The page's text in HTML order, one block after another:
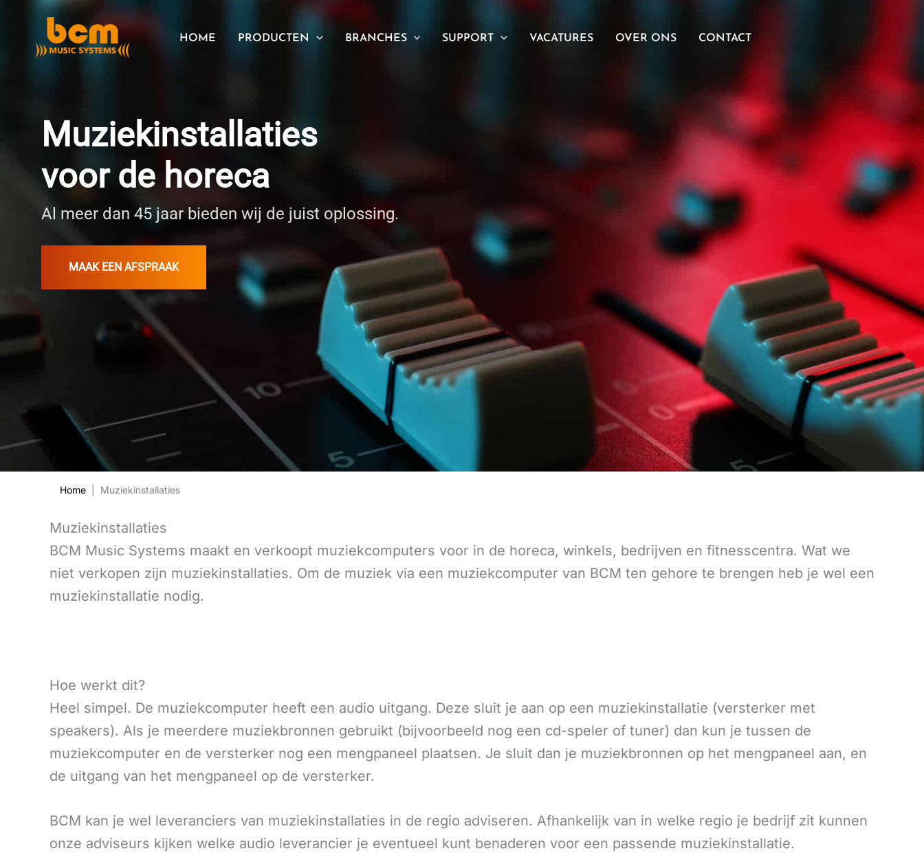
HOME PRODUCTEN BRANCHES SUPPORT VACATURES OVER ONS CONTACT
Muziekinstallaties
voor de horeca
Al meer dan 45 jaar bieden wij de juist oplossing.
MAAK EEN AFSPRAAK
Home | Muziekinstallaties
Muziekinstallaties
BCM Music Systems maakt en verkoopt muziekcomputers voor in de horeca, winkels, bedrijven en fitnesscentra. Wat we
niet verkopen zijn muziekinstallaties. Om de muziek via een muziekcomputer van BCM ten gehore te brengen heb je wel een
muziekinstallatie nodig.
Hoe werkt dit?
Heel simpel. De muziekcomputer heeft een audio uitgang. Deze sluit je aan op een muziekinstallatie (versterker met
speakers). Als je meerdere muziekbronnen gebruikt (bijvoorbeeld nog een cd-speler of tuner) dan kun je tussen de
muziekcomputer en de versterker nog een mengpaneel plaatsen. Je sluit dan je muziekbronnen op het mengpaneel aan, en
de uitgang van het mengpaneel op de versterker.
BCM kan je wel leveranciers van muziekinstallaties in de regio adviseren. Afhankelijk van in welke regio je bedrijf zit kunnen
onze adviseurs kijken welke audio leverancier je eventueel kunt benaderen voor een passende muziekinstallatie.